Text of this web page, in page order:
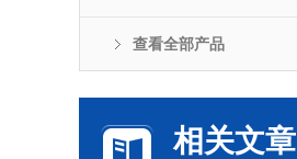
查看全部产品
相关文章